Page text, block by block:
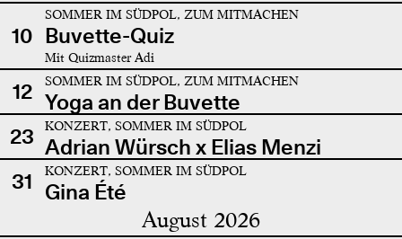
10
SOMMER IM SÜDPOL, ZUM MITMACHEN
Buvette-Quiz
Mit Quizmaster Adi
12 SOMMER IM SÜDPOL, ZUM MITMACHEN
Yoga an der Buvette
23
KONZERT, SOMMER IM SÜDPOL
Adrian Würsch x Elias Menzi
31
KONZERT, SOMMER IM SÜDPOL
Gina Été
August 2026